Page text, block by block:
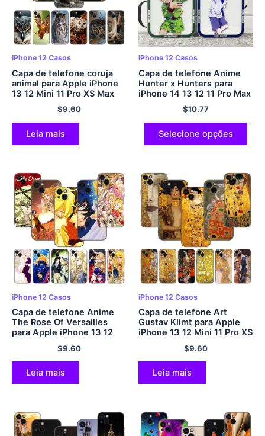
iPhone 12 Casos
Capa de telefone coruja
animal para Apple iPhone
13 12 Mini 11 Pro XS Max
XR X 8 7 6S 6 Mais 5S 5 SE
2020 Capa preta macia em
TPU
$9.60
Leia mais
iPhone 12 Casos
Capa de telefone Anime
Hunter x Hunters para
iPhone 14 13 12 11 Pro Max
Mini XS X XR SE 7 8 Mais
$10.77
Selecione opções
iPhone 12 Casos
Capa de telefone Anime
The Rose Of Versailles
para Apple iPhone 13 12
Mini 11 Pro XS Max XR X 8
7 6S 6 Mais 5S 5 SE 2020
Capa Preta
$9.60
Leia mais
iPhone 12 Casos
Capa de telefone Art
Gustav Klimt para Apple
iPhone 13 12 Mini 11 Pro XS
Max XR X 8 7 6S 6 Mais 5S
5 SE 2020 Capa preta
macia em TPU
$9.60
Leia mais